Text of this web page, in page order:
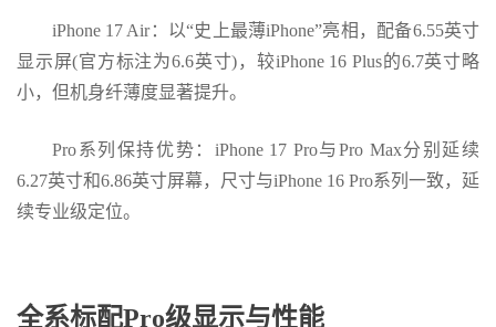
iPhone 17 Air：以“史上最薄iPhone”亮相，配备6.55英寸
显示屏(官方标注为6.6英寸)，较iPhone 16 Plus的6.7英寸略
小，但机身纤薄度显著提升。
Pro系列保持优势 ：iPhone 17 Pro与Pro Max分别延续
6.27英寸和6.86英寸屏幕，尺寸与iPhone 16 Pro系列一致，延
续专业级定位。
全系标配Pro级显示与性能